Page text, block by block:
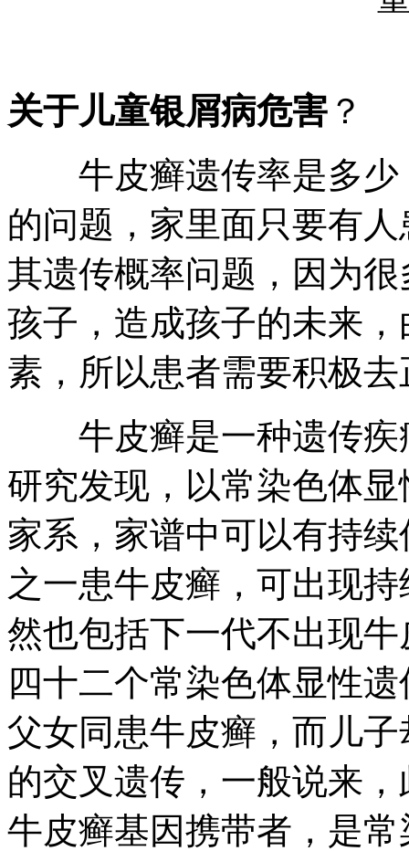
关于儿童银屑病危害 ？
牛皮癣遗传率是多少
的问题，家里面只要有
其遗传概率问题，因为
孩子，造成孩子的未来
素，所以患者需要积极
牛皮癣是一种遗传疾
研究发现，以常染色体
家系，家谱中可以有持
之一患牛皮癣，可出现
然也包括下一代不出现
四十二个常染色体显性
父女同患牛皮癣，而儿
的交叉遗传，一般说来
牛皮癣基因携带者，是